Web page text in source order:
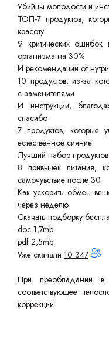
Убийцы молодости и
ТОП-7 продуктов,
красоту
9 критических ошибок
организма на 30%
И рекомендации от
10 продуктов, из-за
с заменителями
И инструкции,
спасибо
7 продуктов, которые
естественное сияние
Лучший набор
8 привычек питания,
самочувствие после 30
Как ускорить обмен
через неделю
Скачать подборку
doc 1,7mb
pdf 2,5mb
Уже скачали 10 347
При преобладании
соответствующее
коррекции.